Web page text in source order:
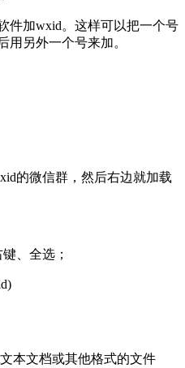
件加wxid。这样可以把一个号
用另外一个号来加。
的微信群，然后右边就加载
、全选；
本文档或其他格式的文件